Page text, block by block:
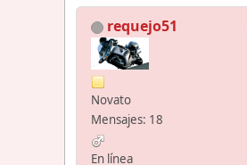
requejo51
Novato
Mensajes: 18
En línea